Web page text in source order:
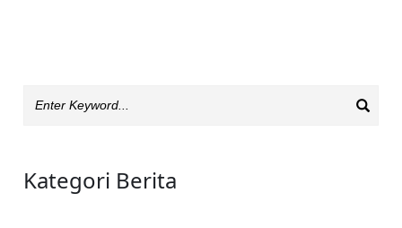
Kategori Berita